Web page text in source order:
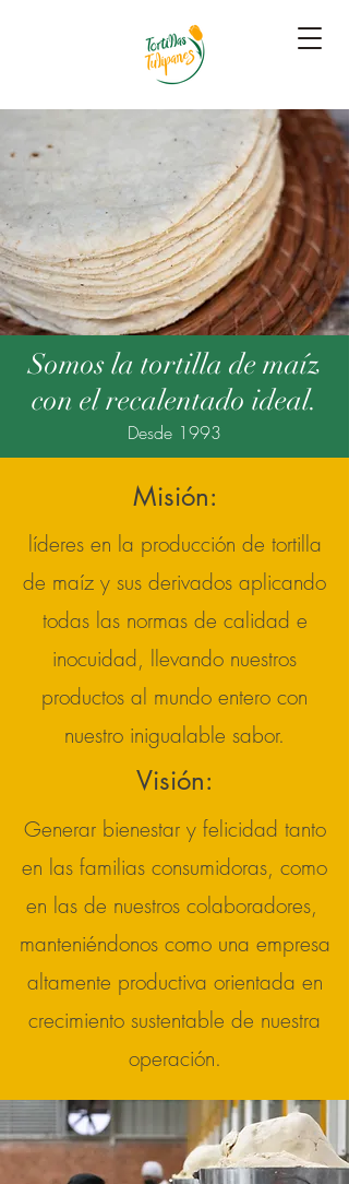
Somos la tortilla de maíz
con el recalentado ideal.
Desde 1993
Misión:
líderes en la producción de tortilla
de maíz y sus derivados aplicando
todas las normas de calidad e
inocuidad, llevando nuestros
productos al mundo entero con
nuestro inigualable sabor.
Visión:
Generar bienestar y felicidad tanto
en las familias consumidoras, como
en las de nuestros colaboradores,
manteniéndonos como una empresa
altamente productiva orientada en
crecimiento sustentable de nuestra
operación.